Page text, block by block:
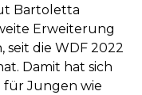
Bartoletta
Erweiterung
die WDF 2022
Damit hat sich
für Jungen wie